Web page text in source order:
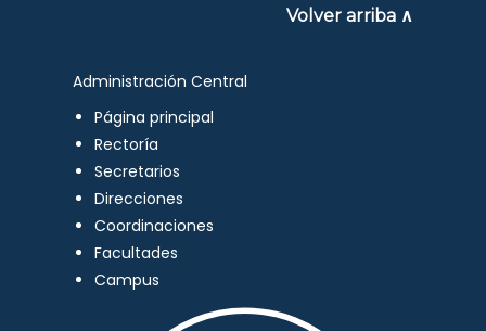
Volver arriba ∧
Administración Central
Página principal
Rectoría
Secretarios
Direcciones
Coordinaciones
Facultades
Campus